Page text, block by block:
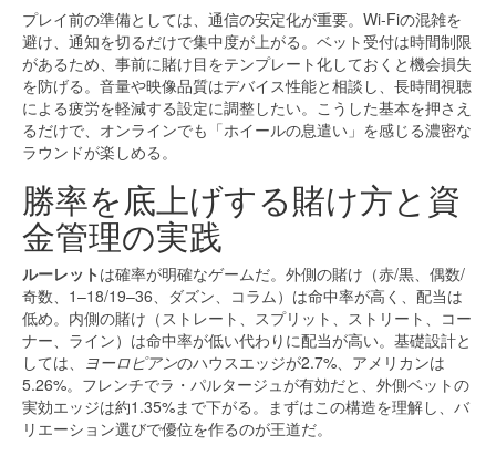
プレイ前の準備としては、通信の安定化が重要。Wi‑Fiの混雑を
避け、通知を切るだけで集中度が上がる。ベット受付は時間制限
があるため、事前に賭け目をテンプレート化しておくと機会損失
を防げる。音量や映像品質はデバイス性能と相談し、長時間視聴
による疲労を軽減する設定に調整したい。こうした基本を押さえ
るだけで、オンラインでも「ホイールの息遣い」を感じる濃密な
ラウンドが楽しめる。
勝率を底上げする賭け方と資
金管理の実践
ルーレット は確率が明確なゲームだ。外側の賭け（赤/黒、偶数/
奇数、1–18/19–36、ダズン、コラム）は命中率が高く、配当は
低め。内側の賭け（ストレート、スプリット、ストリート、コー
ナー、ライン）は命中率が低い代わりに配当が高い。基礎設計と
しては、 ヨーロピアンのハウスエッジが2.7%、アメリカンは
5.26%。フレンチでラ・パルタージュが有効だと、外側ベットの
実効エッジは約1.35%まで下がる。まずはこの構造を理解し、バ
リエーション選びで優位を作るのが王道だ。